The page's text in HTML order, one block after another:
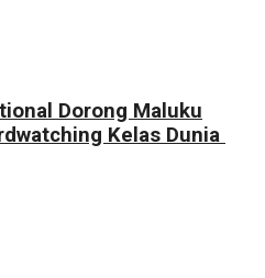
Dorong Maluku
Kelas Dunia